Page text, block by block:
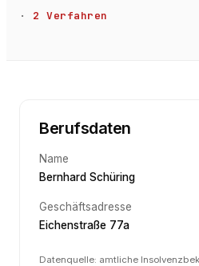
· 2 Verfahren
Berufsdaten
Name
Bernhard Schüring
Geschäftsadresse
Eichenstraße 77a
Datenquelle: amtliche